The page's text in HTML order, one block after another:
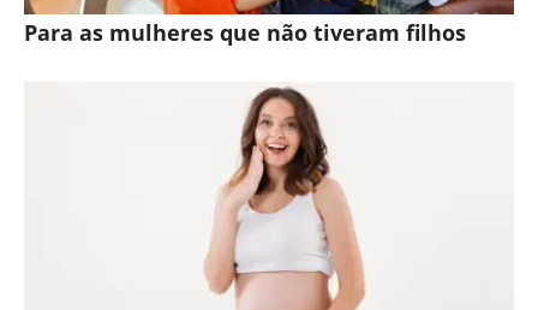
Para as mulheres que não tiveram filhos